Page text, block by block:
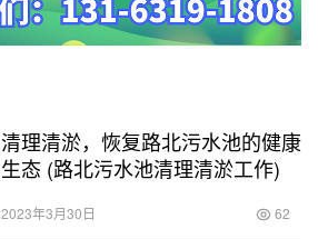
清理清淤，恢复路北污水池的健康
生态 (路北污水池清理清淤工作)
2023年3月30日 62